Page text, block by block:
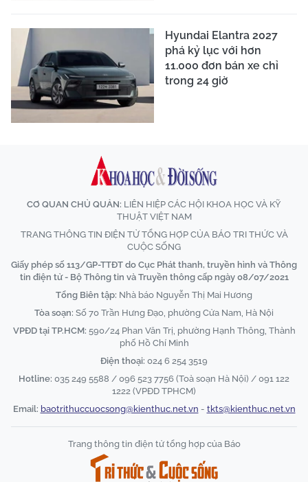
Hyundai Elantra 2027
phá kỷ lục với hơn
11.000 đơn bán xe chỉ
trong 24 giờ
CƠ QUAN CHỦ QUẢN: LIÊN HIỆP CÁC HỘI KHOA HỌC VÀ KỸ
THUẬT VIỆT NAM
TRANG THÔNG TIN ĐIỆN TỬ TỔNG HỢP CỦA BÁO TRI THỨC VÀ
CUỘC SỐNG
Giấy phép số 113/GP-TTĐT do Cục Phát thanh, truyền hình và Thông
tin điện tử - Bộ Thông tin và Truyền thông cấp ngày 08/07/2021
Tổng Biên tập: Nhà báo Nguyễn Thị Mai Hương
Tòa soạn: Số 70 Trần Hưng Đạo, phường Cửa Nam, Hà Nội
VPĐD tại TP.HCM: 590/24 Phan Văn Trị, phường Hạnh Thông, Thành
phố Hồ Chí Minh
Điện thoại: 024 6 254 3519
Hotline: 035 249 5588 / 096 523 7756 (Toà soạn Hà Nội) / 091 122
1222 (VPĐD TPHCM)
Email: baotrithuccuocsong@kienthuc.net.vn - tkts@kienthuc.net.vn
Trang thông tin điện tử tổng hợp của Báo